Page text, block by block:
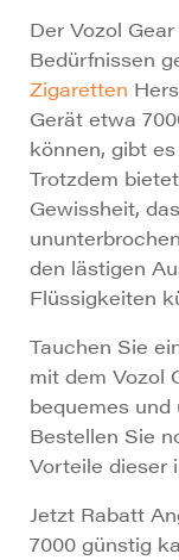
Der Vozol
Bedürfnissen
Zigaretten
Gerät etwa
können, gibt
Trotzdem
Gewissheit,
den lästigen
Flüssigkeiten
Tauchen Sie
mit dem Vozol
bequemes
Bestellen Sie
Vorteile dieser
Jetzt Rabatt
7000 günstig